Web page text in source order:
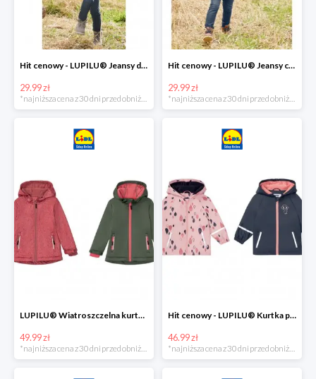
Hit cenowy - LUPILU® Jeansy dziewczęce slim fit
29.99 zł
Hit cenowy - LUPILU® Jeansy chłopięce slim fit
29.99 zł
LUPILU® Wiatroszczelna kurtka dziecięca softshell, 1 sztuka
49.99 zł
Hit cenowy - LUPILU® Kurtka przeciwdeszczowa dziewczęca, 1 sztuka
46.99 zł